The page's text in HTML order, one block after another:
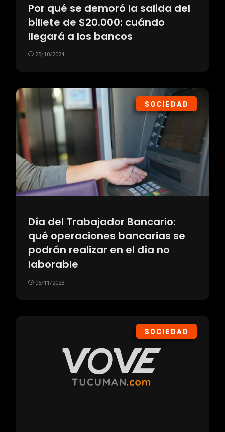
Por qué se demoró la salida del
billete de $20.000: cuándo
llegará a los bancos
25/10/2024
SOCIEDAD
Día del Trabajador Bancario:
qué operaciones bancarias se
podrán realizar en el día no
laborable
05/11/2023
SOCIEDAD